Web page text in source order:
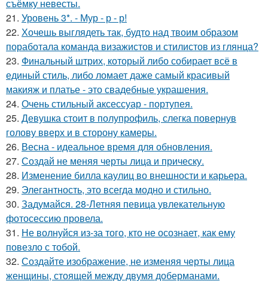
съёмку невесты.
21. Уровень 3*. - Мур - р - р!
22. Хочешь выглядеть так, будто над твоим образом
поработала команда визажистов и стилистов из глянца?
23. Финальный штрих, который либо собирает всё в
единый стиль, либо ломает даже самый красивый
макияж и платье - это свадебные украшения.
24. Очень стильный аксессуар - портупея.
25. Девушка стоит в полупрофиль, слегка повернув
голову вверх и в сторону камеры.
26. Весна - идеальное время для обновления.
27. Создай не меняя черты лица и прическу.
28. Изменение билла каулиц во внешности и карьера.
29. Элегантность, это всегда модно и стильно.
30. Задумайся. 28-Летняя певица увлекательную
фотосессию провела.
31. Не волнуйся из-за того, кто не осознает, как ему
повезло с тобой.
32. Создайте изображение, не изменяя черты лица
женщины, стоящей между двумя доберманами.